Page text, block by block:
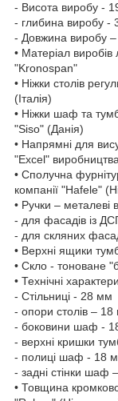
- Висота виробу -
- глибина виробу -
- Довжина виробу
• Матеріал
"Kronospan"
• Ніжки столів
(Італія)
• Ніжки шаф та
"Siso" (Данія)
• Напрямні для
"Excel"
• Сполучна
компанії "Hafele"
• Ручки –
- для фасадів із
- для скляних
• Верхні ящики
• Скло - тоноване
• Технічні
- Стільниці - 28 мм
- опори столів –
- боковини шаф -
- верхні кришки
- полиці шаф - 18
- задні стінки шаф
• Товщина